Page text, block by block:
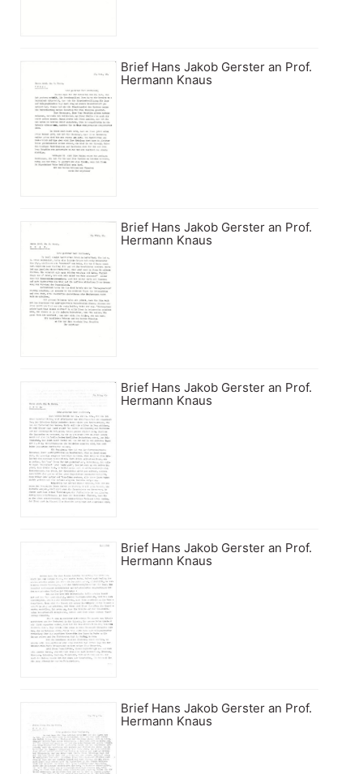
Brief Hans Jakob Gerster an Prof.
Hermann Knaus
Brief Hans Jakob Gerster an Prof.
Hermann Knaus
Brief Hans Jakob Gerster an Prof.
Hermann Knaus
Brief Hans Jakob Gerster an Prof.
Hermann Knaus
Brief Hans Jakob Gerster an Prof.
Hermann Knaus